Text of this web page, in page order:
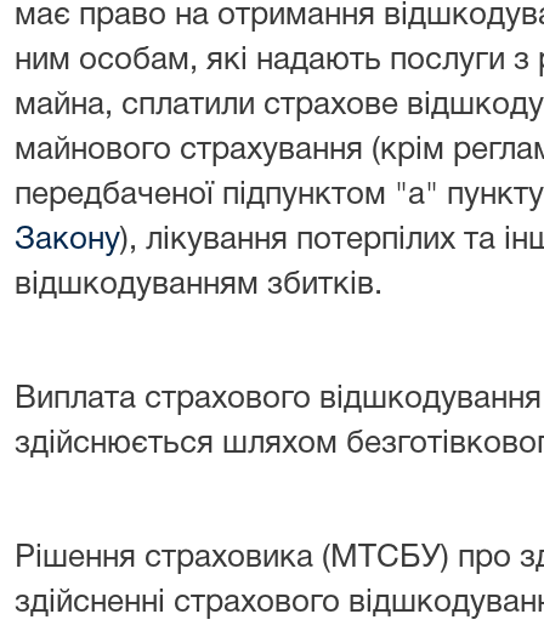
має право на отримання
ним особам, які надають послуги
майна, сплатили страхове
майнового страхування (крім
передбаченої підпунктом "а"
Закону), лікування потерпілих та
відшкодуванням збитків.
Виплата страхового
здійснюється шляхом
Рішення страховика (МТСБУ) про
здійсненні страхового